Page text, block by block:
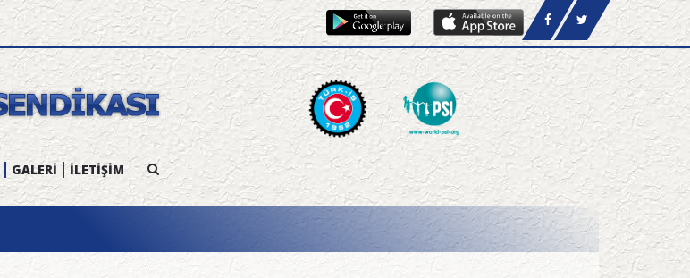
GALERİ İLETİŞİM